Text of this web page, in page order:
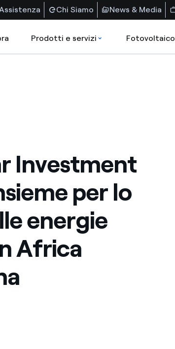
Chi Siamo News & Media
Prodotti e servizi Fotovoltaico
Investment
per lo
energie
Africa